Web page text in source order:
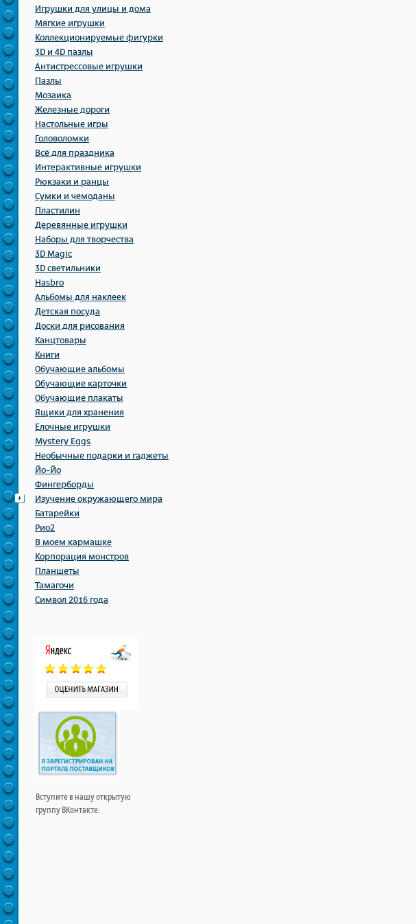
Игрушки для улицы и дома
Мягкие игрушки
Коллекционируемые фигурки
3D и 4D пазлы
Антистрессовые игрушки
Пазлы
Мозаика
Железные дороги
Настольные игры
Головоломки
Всё для праздника
Интерактивные игрушки
Рюкзаки и ранцы
Сумки и чемоданы
Пластилин
Деревянные игрушки
Наборы для творчества
3D Magic
3D светильники
Hasbro
Альбомы для наклеек
Детская посуда
Доски для рисования
Канцтовары
Книги
Обучающие альбомы
Обучающие карточки
Обучающие плакаты
Ящики для хранения
Елочные игрушки
Mystery Eggs
Необычные подарки и гаджеты
Йо-Йо
Фингерборды
Изучение окружающего мира
Батарейки
Рио2
В моем кармашке
Корпорация монстров
Планшеты
Тамагочи
Символ 2016 года
Вступите в нашу открытую
группу ВКонтакте: